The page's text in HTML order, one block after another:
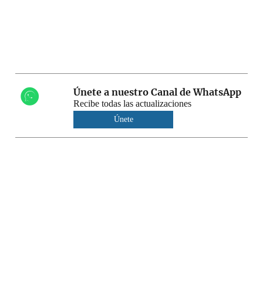
Únete a nuestro Canal de WhatsApp
Recibe todas las actualizaciones
Únete